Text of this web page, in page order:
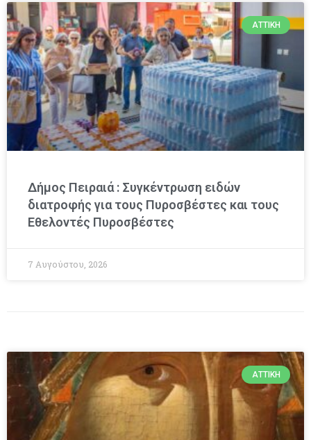
ΑΤΤΙΚΉ
Δήμος Πειραιά : Συγκέντρωση ειδών
διατροφής για τους Πυροσβέστες και τους
Εθελοντές Πυροσβέστες
7 Αυγούστου, 2026
ΑΤΤΙΚΉ